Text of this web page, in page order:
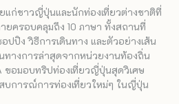
แก่ชาวญี่ปุ่นและนักท่องเที่ยวต่างชาติที่
ยครอบคลุมถึง 10 ภาษา ทั้งสถานที่
ปปิง วิธีการเดินทาง และตัวอย่างเส้น
ทางการล่าสุดจากหน่วยงานท้องถิ่น
ขอมอบทริปท่องเที่ยวญี่ปุ่นสุดวิเศษ
บการณ์การท่องเที่ยวใหม่ๆ ในญี่ปุ่น